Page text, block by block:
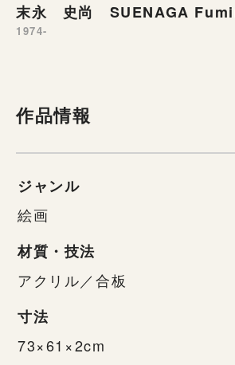
末永 史尚 SUENAGA
1974-
作品情報
ジャンル
絵画
材質・技法
アクリル／合板
寸法
73×61×2cm